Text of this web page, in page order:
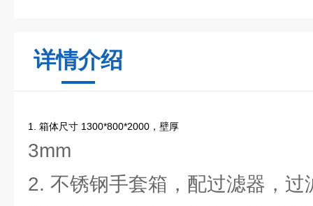
详情介绍
1. 箱体尺寸 1300*800*2000，壁厚
3mm
2. 不锈钢手套箱，配过滤器，过